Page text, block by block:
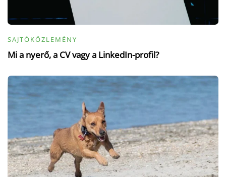
SAJTÓKÖZLEMÉNY
Mi a nyerő, a CV vagy a LinkedIn-profil?